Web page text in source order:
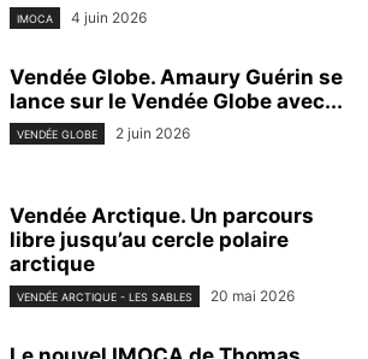
IMOCA 4 juin 2026
Vendée Globe. Amaury Guérin se
lance sur le Vendée Globe avec...
VENDÉE GLOBE 2 juin 2026
Vendée Arctique. Un parcours
libre jusqu’au cercle polaire
arctique
VENDÉE ARCTIQUE - LES SABLES 20 mai 2026